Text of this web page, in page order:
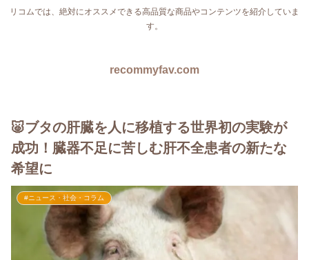
リコムでは、絶対にオススメできる高品質な商品やコンテンツを紹介していま
す。
recommyfav.com
🐷ブタの肝臓を人に移植する世界初の実験が
成功！臓器不足に苦しむ肝不全患者の新たな
希望に
#ニュース・社会・コラム